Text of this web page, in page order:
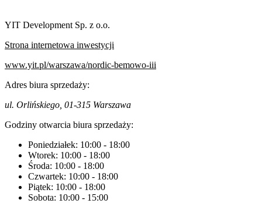
YIT Development Sp. z o.o.
Strona internetowa inwestycji
www.yit.pl/warszawa/nordic-bemowo-iii
Adres biura sprzedaży:
ul. Orlińskiego, 01-315 Warszawa
Godziny otwarcia biura sprzedaży:
Poniedziałek: 10:00 - 18:00
Wtorek: 10:00 - 18:00
Środa: 10:00 - 18:00
Czwartek: 10:00 - 18:00
Piątek: 10:00 - 18:00
Sobota: 10:00 - 15:00